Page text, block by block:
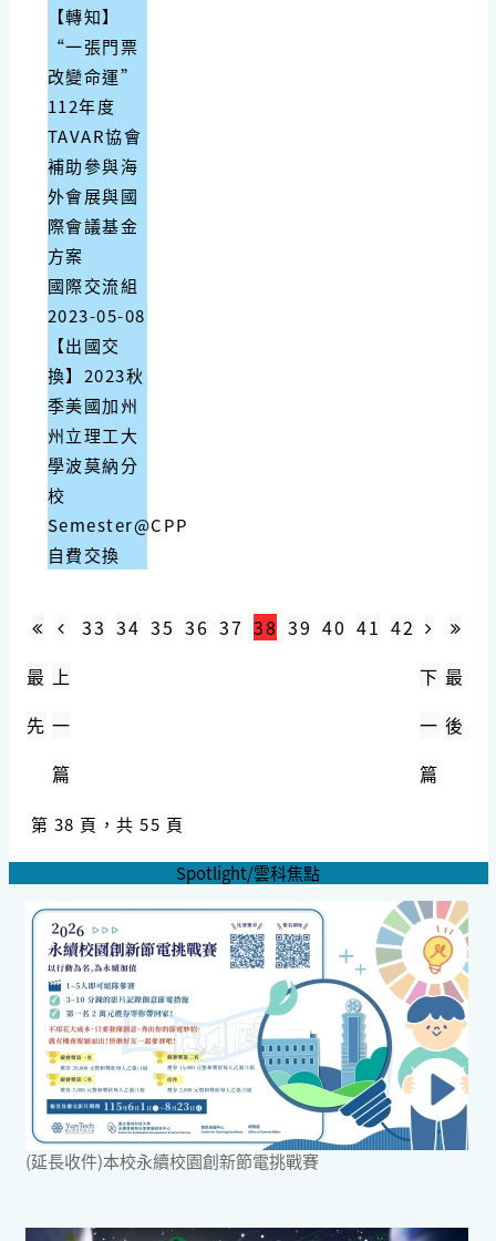
【轉知】
“一張門票
改變命運”
112年度
TAVAR協會
補助參與海
外會展與國
際會議基金
方案
國際交流組
2023-05-08
【出國交
換】2023秋
季美國加州
州立理工大
學波莫納分
校
Semester@CPP
自費交換
最
先
上
一
篇
33 34 35 36 37 38 39 40 41 42
下
一
篇
最
後
第 38 頁，共 55 頁
Spotlight/雲科焦點
(延長收件)本校永續校園創新節電挑戰賽